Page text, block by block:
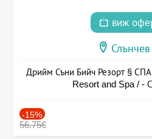
виж
Дрийм Съни Бийч Резорт §
Resort and Spa / -
-15%
56.75€